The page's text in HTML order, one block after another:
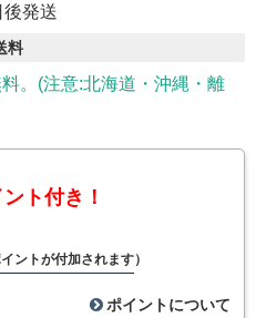
発送
料
。(注意:北海道・沖縄・離
ト付き！
ントが付加されます）
ポイントについて